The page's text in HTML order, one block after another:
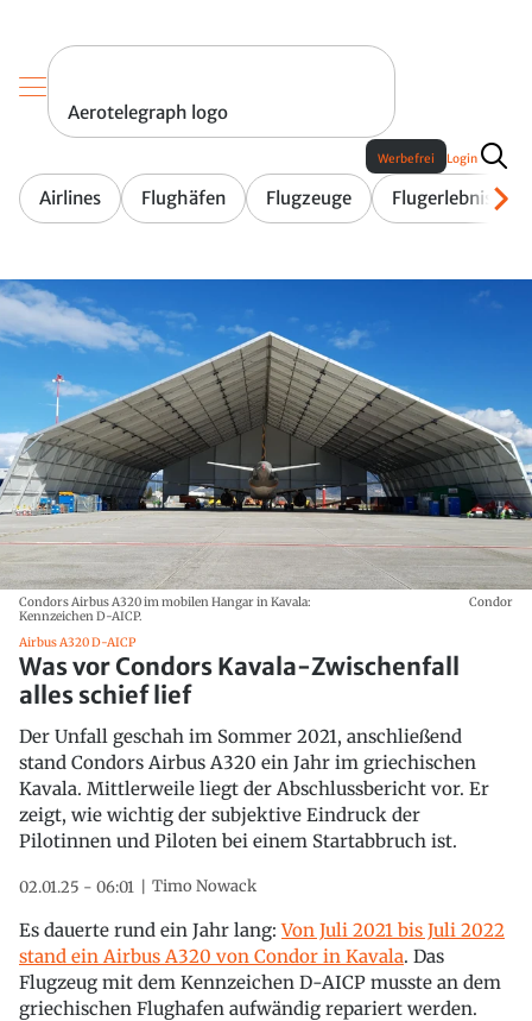
Aerotelegraph logo
Airlines Flughäfen Flugzeuge Flugerlebnis
Werbefrei Login
Condors Airbus A320 im mobilen Hangar in Kavala:
Kennzeichen D-AICP.
Condor
Airbus A320 D-AICP
Was vor Condors Kavala-Zwischenfall
alles schief lief
Der Unfall geschah im Sommer 2021, anschließend
stand Condors Airbus A320 ein Jahr im griechischen
Kavala. Mittlerweile liegt der Abschlussbericht vor. Er
zeigt, wie wichtig der subjektive Eindruck der
Pilotinnen und Piloten bei einem Startabbruch ist.
02.01.25 - 06:01 Timo Nowack
Es dauerte rund ein Jahr lang:Von Juli 2021 bis Juli 2022
stand ein Airbus A320 von Condor in Kavala. Das
Flugzeug mit dem Kennzeichen D-AICP musste an dem
griechischen Flughafen aufwändig repariert werden.